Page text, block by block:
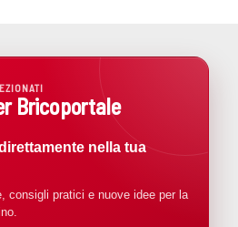
Bricoportale
nella tua
consigli pratici e nuove idee per la